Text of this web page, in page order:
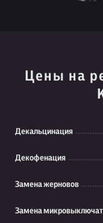
Цены на
Декальцинация
Декофенация
Замена жерновов
Замена